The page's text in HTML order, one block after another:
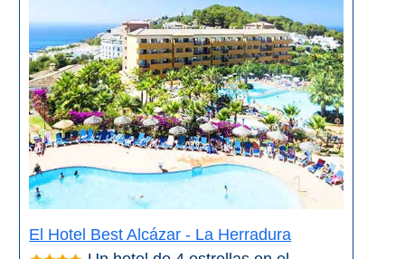
Parqe AquaTropic
LOS
MEJORES
LUGARES
PARA
ALOJARSE
El Hotel Best Alcázar - La Herradura